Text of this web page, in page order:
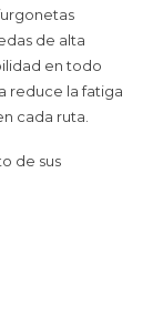
de alta
en todo
reduce la fatiga
cada ruta.